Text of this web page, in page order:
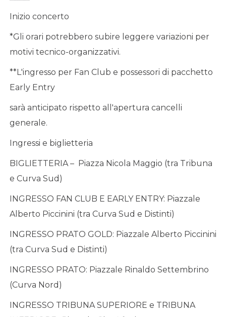
Inizio concerto
*Gli orari potrebbero subire leggere variazioni per
motivi tecnico-organizzativi.
**L'ingresso per Fan Club e possessori di pacchetto
Early Entry
sarà anticipato rispetto all'apertura cancelli
generale.
Ingressi e biglietteria
BIGLIETTERIA – Piazza Nicola Maggio (tra Tribuna
e Curva Sud)
INGRESSO FAN CLUB E EARLY ENTRY: Piazzale
Alberto Piccinini (tra Curva Sud e Distinti)
INGRESSO PRATO GOLD: Piazzale Alberto Piccinini
(tra Curva Sud e Distinti)
INGRESSO PRATO: Piazzale Rinaldo Settembrino
(Curva Nord)
INGRESSO TRIBUNA SUPERIORE e TRIBUNA